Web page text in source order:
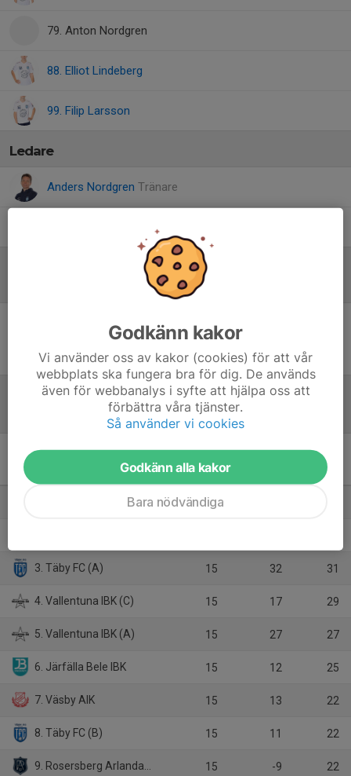
79. Anton Nordgren
88. Elliot Lindeberg
99. Filip Larsson
Ledare
Anders Nordgren Tränare
Tränare
Inget referat skrivet
Pantamera Pojkar 2010 A
(Stockholm)
M
1. Tyresö Trollbäcken IBK 15
3. Täby FC (A) 15 32 31
4. Vallentuna IBK (C) 15 17 29
5. Vallentuna IBK (A) 15 27 27
6. Järfälla Bele IBK 15 12 25
7. Väsby AIK 15 13 22
8. Täby FC (B) 15 11 22
9. Rosersberg Arlanda IBK 15 -9 22
Godkänn kakor
Vi använder oss av kakor (cookies) för att vår
webbplats ska fungera bra för dig. De används
även för webbanalys i syfte att hjälpa oss att
förbättra våra tjänster.
Så använder vi cookies
Godkänn alla kakor
Bara nödvändiga